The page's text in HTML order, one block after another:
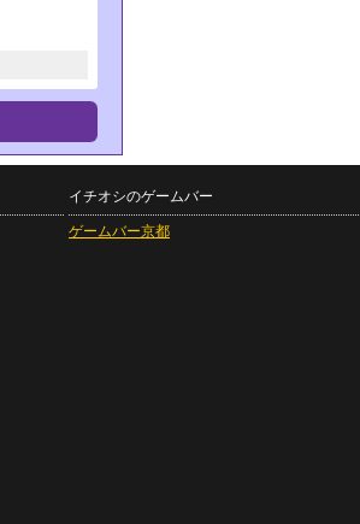
イチオシのゲームバー
ゲームバー京都